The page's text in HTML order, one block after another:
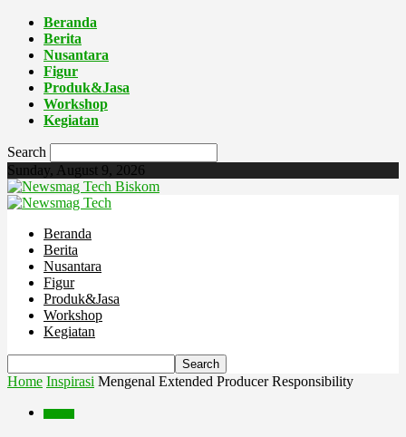
Beranda
Berita
Nusantara
Figur
Produk&Jasa
Workshop
Kegiatan
Search
Sunday, August 9, 2026
Biskom
Beranda
Berita
Nusantara
Figur
Produk&Jasa
Workshop
Kegiatan
Home Inspirasi Mengenal Extended Producer Responsibility